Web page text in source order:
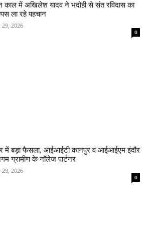
में अखिलेश यादव ने भदोही से संत रविदास का
ला रहे पहचान
29, 2026
0
में बड़ा फैसला, आईआईटी कानपुर व आईआईएम इंदौर
ग्रामीण के नॉलेज पार्टनर
29, 2026
0